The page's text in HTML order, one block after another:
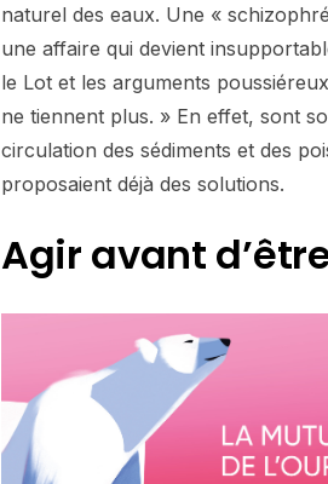
naturel des eaux. Une «
une affaire qui devient
le Lot et les arguments
ne tiennent plus. » En effet, sont
circulation des sédiments et des
proposaient déjà des solutions.
Agir avant